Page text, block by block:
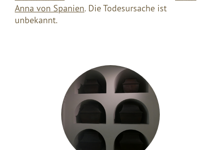
Anna von Spanien. Die Todesursache ist
unbekannt.